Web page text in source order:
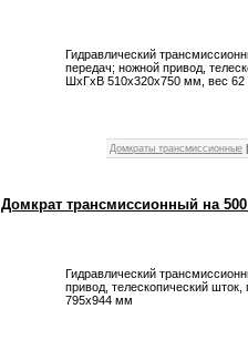
Гидравлический
передач; ножной привод,
ШхГхВ 510х320х750 мм, вес 62
Домкраты трансмиссионные
Домкрат трансмиссионный на 500
Гидравлический
привод, телескопический
795х944 мм